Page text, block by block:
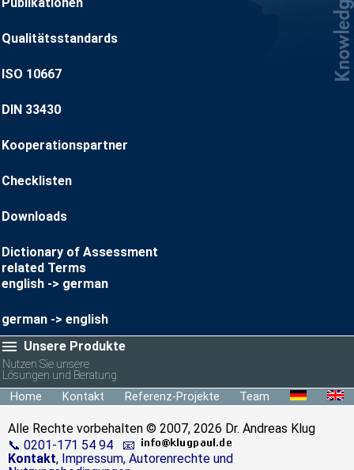
Unsere Produkte
Nutzen Sie unsere
Lösungen und Beratung
Einzel-Assessment
Potenzialanalyse
Home Kontakt Referenz-Projekte Team
Qualitätsstandards
ISO 10667
DIN 33430
Kooperationspartner
Checklisten
Downloads
Dictionary of Assessment
related Terms
english -> german
german -> english
Alle Rechte vorbehalten © 2007, 2026 Dr. Andreas Klug
📞 0201-171 54 94
📧
Kontakt, Impressum, Autorenrechte und